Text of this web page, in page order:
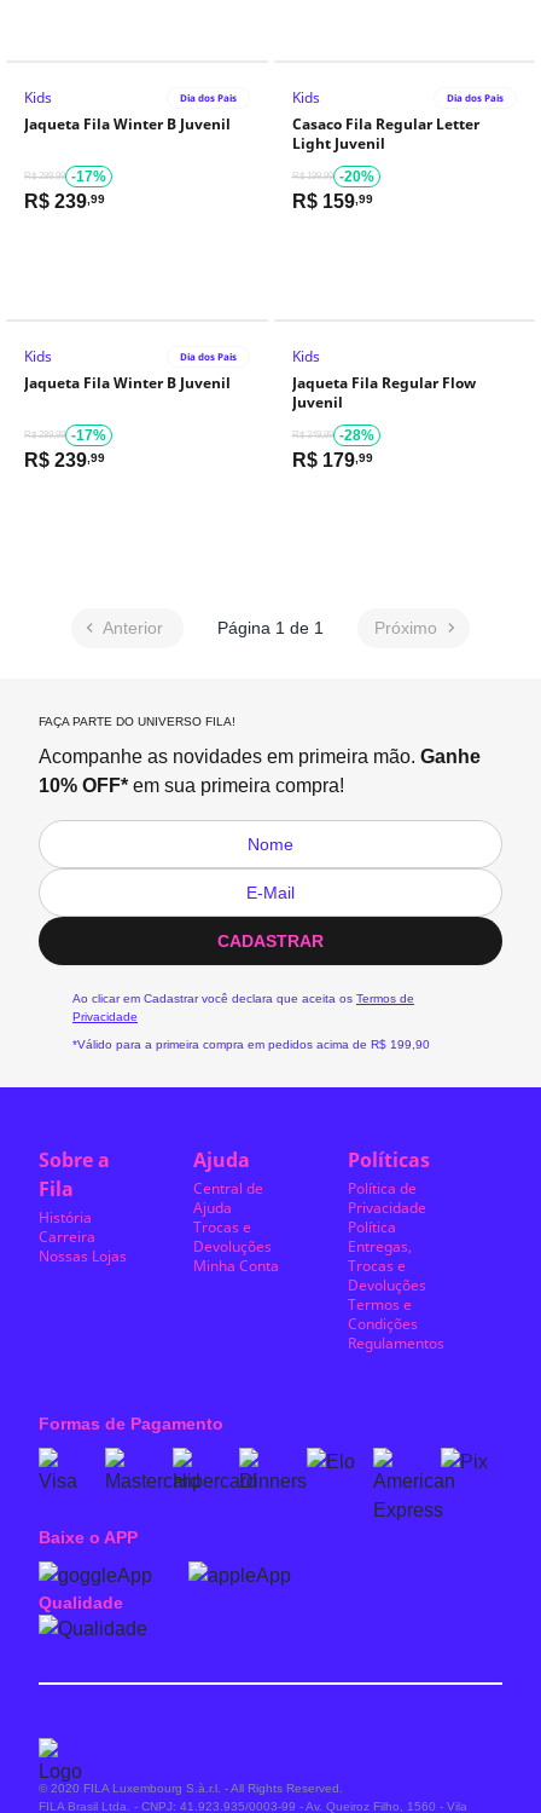
Kids Dia dos Pais
Jaqueta Fila Winter B Juvenil
R$ 289,99 -17%
R$ 239 ,99
Kids Dia dos Pais
Casaco Fila Regular Letter
Light Juvenil
R$ 199,99 -20%
R$ 159,99
Kids Dia dos Pais
Jaqueta Fila Winter B Juvenil
R$ 289,99 -17%
R$ 239 ,99
Kids
Jaqueta Fila Regular Flow
Juvenil
R$ 249,99 -28%
R$ 179,99
Anterior Página 1 de 1 Próximo
FAÇA PARTE DO UNIVERSO FILA!
Acompanhe as novidades em primeira mão. Ganhe
10% OFF* em sua primeira compra!
CADASTRAR
Ao clicar em Cadastrar você declara que aceita os Termos de
Privacidade
*Válido para a primeira compra em pedidos acima de R$ 199,90
Sobre a
Fila
História
Carreira
Nossas Lojas
Ajuda
Central de
Ajuda
Trocas e
Devoluções
Minha Conta
Políticas
Política de
Privacidade
Política
Entregas,
Trocas e
Devoluções
Termos e
Condições
Regulamentos
Formas de Pagamento
Baixe o APP
Qualidade
© 2020 FILA Luxembourg S.à.r.l. - All Rights Reserved.
FILA Brasil Ltda. - CNPJ: 41.923.935/0003-99 - Av. Queiroz Filho, 1560 - Vila